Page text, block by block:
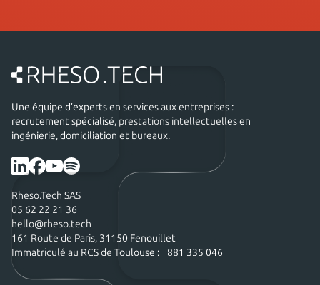
Une équipe d’experts en services aux entreprises :
recrutement spécialisé, prestations intellectuelles en
ingénierie, domiciliation et bureaux.
Rheso.Tech SAS
05 62 22 21 36
hello@rheso.tech
161 Route de Paris, 31150 Fenouillet
Immatriculé au RCS de Toulouse : 881 335 046